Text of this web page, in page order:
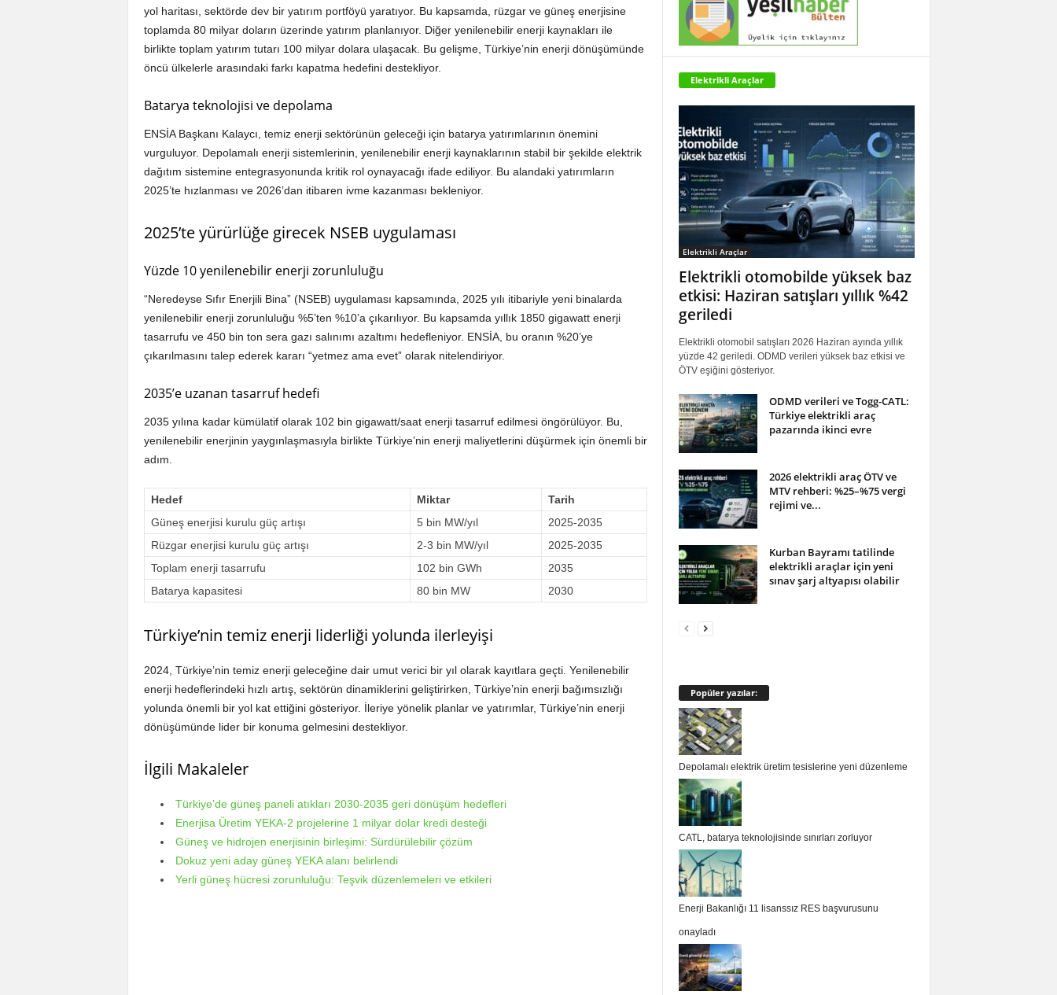
yol haritası, sektörde dev bir yatırım portföyü yaratıyor. Bu kapsamda, rüzgar ve güneş enerjisine
toplamda 80 milyar doların üzerinde yatırım planlanıyor. Diğer yenilenebilir enerji kaynakları ile
birlikte toplam yatırım tutarı 100 milyar dolara ulaşacak. Bu gelişme, Türkiye’nin enerji dönüşümünde
öncü ülkelerle arasındaki farkı kapatma hedefini destekliyor.
Batarya teknolojisi ve depolama
ENSİA Başkanı Kalaycı, temiz enerji sektörünün geleceği için batarya yatırımlarının önemini
vurguluyor. Depolamalı enerji sistemlerinin, yenilenebilir enerji kaynaklarının stabil bir şekilde elektrik
dağıtım sistemine entegrasyonunda kritik rol oynayacağı ifade ediliyor. Bu alandaki yatırımların
2025’te hızlanması ve 2026’dan itibaren ivme kazanması bekleniyor.
2025’te yürürlüğe girecek NSEB uygulaması
Yüzde 10 yenilenebilir enerji zorunluluğu
“Neredeyse Sıfır Enerjili Bina” (NSEB) uygulaması kapsamında, 2025 yılı itibariyle yeni binalarda
yenilenebilir enerji zorunluluğu %5’ten %10’a çıkarılıyor. Bu kapsamda yıllık 1850 gigawatt enerji
tasarrufu ve 450 bin ton sera gazı salınımı azaltımı hedefleniyor. ENSİA, bu oranın %20’ye
çıkarılmasını talep ederek kararı “yetmez ama evet” olarak nitelendiriyor.
2035’e uzanan tasarruf hedefi
2035 yılına kadar kümülatif olarak 102 bin gigawatt/saat enerji tasarruf edilmesi öngörülüyor. Bu,
yenilenebilir enerjinin yaygınlaşmasıyla birlikte Türkiye’nin enerji maliyetlerini düşürmek için önemli bir
adım.
Hedef Miktar
Tarih
Güneş enerjisi kurulu güç artışı
5 bin MW/yıl
2025-2035
Rüzgar enerjisi kurulu güç artışı
2-3 bin MW/yıl
2025-2035
Toplam enerji tasarrufu
102 bin GWh
2035
Batarya kapasitesi
80 bin MW 2030
Türkiye’nin temiz enerji liderliği yolunda ilerleyişi
2024, Türkiye’nin temiz enerji geleceğine dair umut verici bir yıl olarak kayıtlara geçti. Yenilenebilir
enerji hedeflerindeki hızlı artış, sektörün dinamiklerini geliştirirken, Türkiye’nin enerji bağımsızlığı
yolunda önemli bir yol kat ettiğini gösteriyor. İleriye yönelik planlar ve yatırımlar, Türkiye’nin enerji
dönüşümünde lider bir konuma gelmesini destekliyor.
İlgili Makaleler
Türkiye’de güneş paneli atıkları 2030-2035 geri dönüşüm hedefleri
Enerjisa Üretim YEKA-2 projelerine 1 milyar dolar kredi desteği
Güneş ve hidrojen enerjisinin birleşimi: Sürdürülebilir çözüm
Dokuz yeni aday güneş YEKA alanı belirlendi
Yerli güneş hücresi zorunluluğu: Teşvik düzenlemeleri ve etkileri
Elektrikli Araçlar
Elektrikli Araçlar
Elektrikli otomobilde yüksek baz
etkisi: Haziran satışları yıllık %42
geriledi
Elektrikli otomobil satışları 2026 Haziran ayında yıllık
yüzde 42 geriledi. ODMD verileri yüksek baz etkisi ve
ÖTV eşiğini gösteriyor.
ODMD verileri ve Togg-CATL:
Türkiye elektrikli araç
pazarında ikinci evre
2026 elektrikli araç ÖTV ve
MTV rehberi: %25–%75 vergi
rejimi ve...
Kurban Bayramı tatilinde
elektrikli araçlar için yeni
sınav şarj altyapısı olabilir
Popüler yazılar:
Depolamalı elektrik üretim tesislerine yeni düzenleme
CATL, batarya teknolojisinde sınırları zorluyor
Enerji Bakanlığı 11 lisanssız RES başvurusunu
onayladı